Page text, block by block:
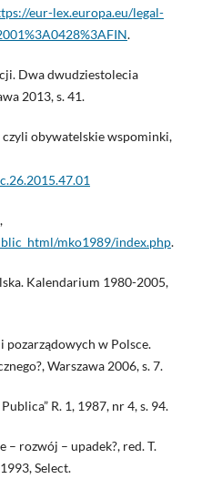
eur-lex.europa.eu/legal-
.
Dwa dwudziestolecia
2013, s. 41.
czyli obywatelskie wspominki,
mko1989/index.php.
Kalendarium 1980-2005,
pozarządowych w Polsce.
Warszawa 2006, s. 7.
R. 1, 1987, nr 4, s. 94.
rozwój – upadek?, red. T.
Select.